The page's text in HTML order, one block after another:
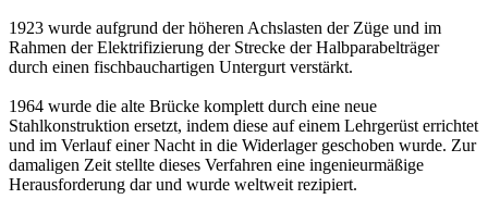
1923 wurde aufgrund der höheren Achslasten der Züge und im
Rahmen der Elektrifizierung der Strecke der Halbparabelträger
durch einen fischbauchartigen Untergurt verstärkt.
1964 wurde die alte Brücke komplett durch eine neue
Stahlkonstruktion ersetzt, indem diese auf einem Lehrgerüst errichtet
und im Verlauf einer Nacht in die Widerlager geschoben wurde. Zur
damaligen Zeit stellte dieses Verfahren eine ingenieurmäßige
Herausforderung dar und wurde weltweit rezipiert.